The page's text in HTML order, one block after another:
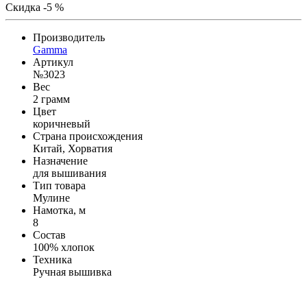
Скидка -5 %
Производитель
Gamma
Артикул
№3023
Вес
2 грамм
Цвет
коричневый
Страна происхождения
Китай, Хорватия
Назначение
для вышивания
Тип товара
Мулине
Намотка, м
8
Состав
100% хлопок
Техника
Ручная вышивка